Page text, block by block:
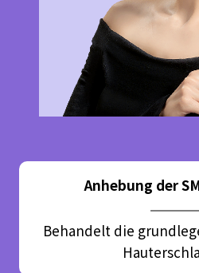
Anhebung der
Behandelt die